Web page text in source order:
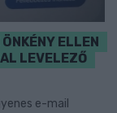
ELLEN
LEVELEZŐ
e-mail